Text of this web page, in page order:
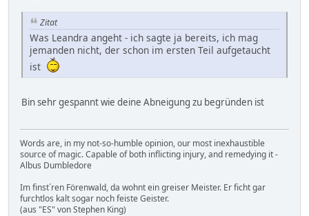
Zitat
Was Leandra angeht - ich sagte ja bereits, ich mag
jemanden nicht, der schon im ersten Teil aufgetaucht
ist
Bin sehr gespannt wie deine Abneigung zu begründen ist
Words are, in my not-so-humble opinion, our most inexhaustible
source of magic. Capable of both inflicting injury, and remedying it -
Albus Dumbledore
Im finst´ren Förenwald, da wohnt ein greiser Meister. Er ficht gar
furchtlos kalt sogar noch feiste Geister.
(aus "ES" von Stephen King)